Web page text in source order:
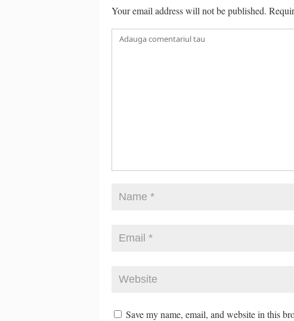
Your email address will not be published.
Save my name, email, and website in this